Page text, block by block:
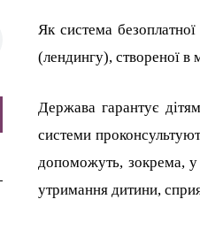
Як система
(лендингу), створеної в
Держава гарантує
системи
допоможуть, зокрема, у
утримання дитини,